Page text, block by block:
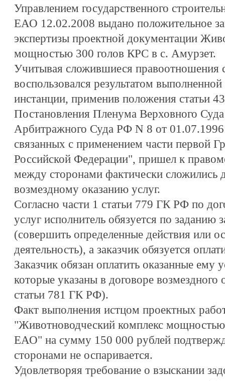
Управлением государственного
ЕАО 12.02.2008 выдано положительное
экспертизы проектной документации
мощностью 300 голов КРС в с. Амурзет.
Учитывая сложившиеся правоотношения
воспользовался результатом
инстанции, применив положения статьи
Постановления Пленума Верховного
Арбитражного Суда РФ N 8 от
связанных с применением части первой
Российской Федерации", пришел к
между сторонами фактически сложились
возмездному оказанию услуг.
Согласно части 1 статьи 779 ГК РФ по
услуг исполнитель обязуется по заданию
(совершить определенные действия или
деятельность), а заказчик обязуется
Заказчик обязан оплатить оказанные ему
которые указаны в договоре возмездного
статьи 781 ГК РФ).
Факт выполнения истцом проектных
"Животноводческий комплекс
ЕАО" на сумму 150 000 рублей
сторонами не оспаривается.
Удовлетворяя требование о взыскании